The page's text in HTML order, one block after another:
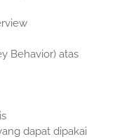
Behavior) atas
dapat dipakai